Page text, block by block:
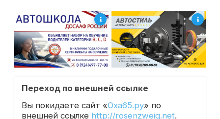
Переход по внешней ссылке
Вы покидаете сайт «Оха65.ру» по
внешней ссылке http://rosenzweig.net.